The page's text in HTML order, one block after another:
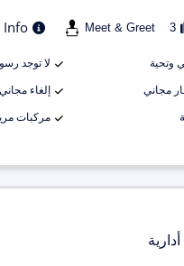
3
Meet & Greet
Info
وتحية لا توجد
مجاني إلغاء مجاني (12
مركبات